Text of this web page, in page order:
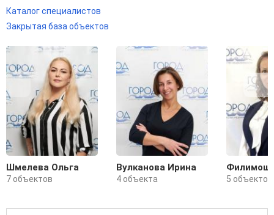
Каталог специалистов
Закрытая база объектов
Шмелева Ольга
7 объектов
Вулканова Ирина
4 объекта 5 объектов